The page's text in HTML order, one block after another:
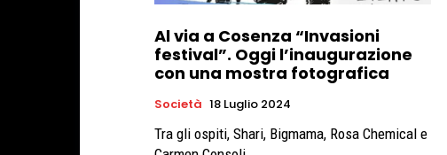
Al via a Cosenza “Invasioni
festival”. Oggi l’inaugurazione
con una mostra fotografica
Società 18 Luglio 2024
Tra gli ospiti, Shari, Bigmama, Rosa Chemical e